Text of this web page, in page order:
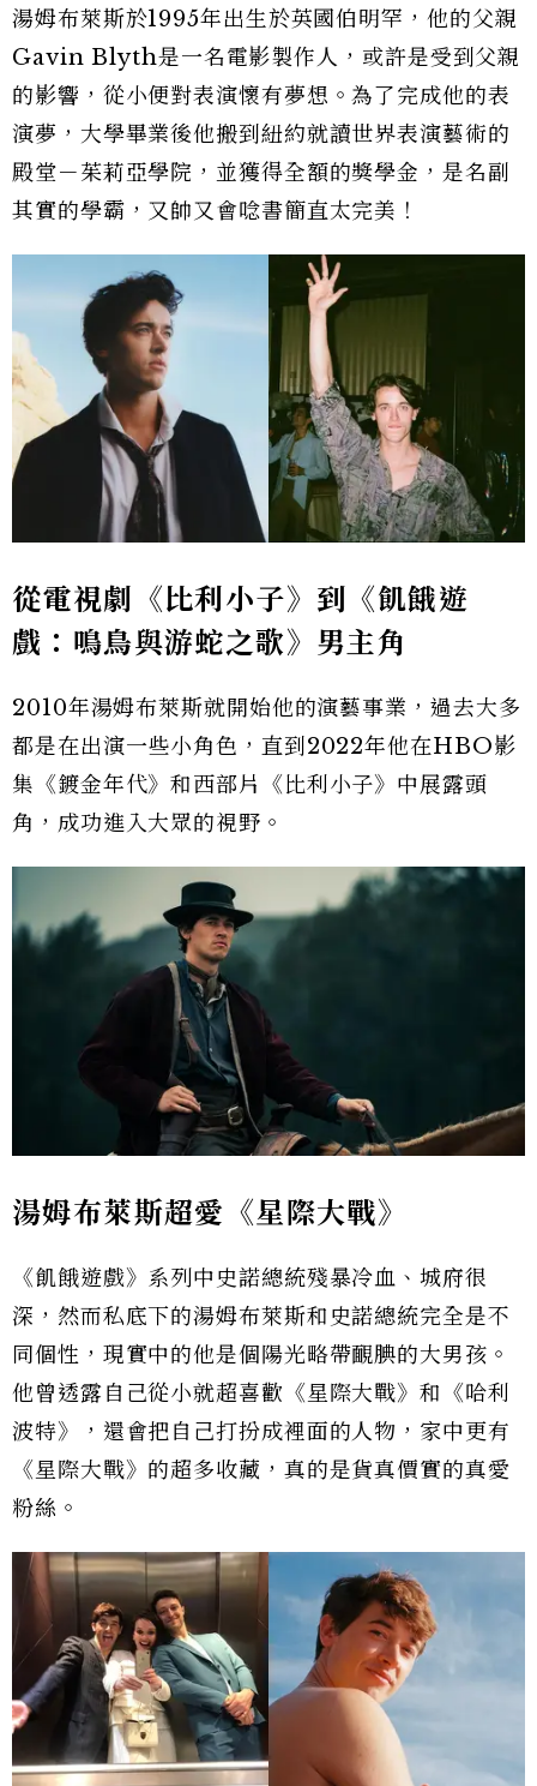
湯姆布萊斯於1995年出生於英國伯明罕，他的父親
Gavin Blyth是一名電影製作人，或許是受到父親
的影響，從小便對表演懷有夢想。為了完成他的表
演夢，大學畢業後他搬到紐約就讀世界表演藝術的
殿堂－茱莉亞學院，並獲得全額的獎學金，是名副
其實的學霸，又帥又會唸書簡直太完美！
從電視劇《比利小子》到《飢餓遊
戲：鳴鳥與游蛇之歌》男主角
2010年湯姆布萊斯就開始他的演藝事業，過去大多
都是在出演一些小角色，直到2022年他在HBO影
集《鍍金年代》和西部片《比利小子》中展露頭
角，成功進入大眾的視野。
湯姆布萊斯超愛《星際大戰》
《飢餓遊戲》系列中史諾總統殘暴冷血、城府很
深，然而私底下的湯姆布萊斯和史諾總統完全是不
同個性，現實中的他是個陽光略帶靦腆的大男孩。
他曾透露自己從小就超喜歡《星際大戰》和《哈利
波特》，還會把自己打扮成裡面的人物，家中更有
《星際大戰》的超多收藏，真的是貨真價實的真愛
粉絲。